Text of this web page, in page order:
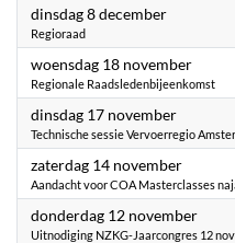
dinsdag 8 december2026
Regioraad
woensdag 18 november2026
Regionale Raadsledenbijeenkomst
dinsdag 17 november2026
Technische sessie Vervoerregio
zaterdag 14 november2026
Aandacht voor COA Masterclasses
donderdag 12 november2026
Uitnodiging NZKG-Jaarcongres 12